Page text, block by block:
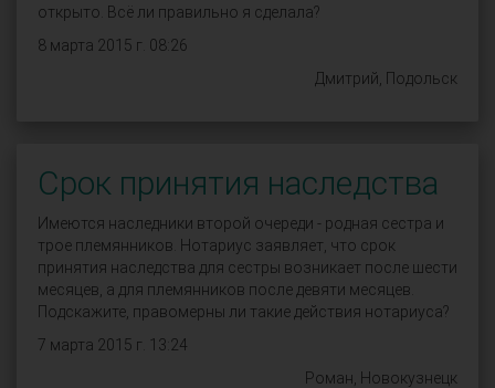
открыто. Всё ли правильно я сделала?
8 марта 2015 г. 08:26
Дмитрий, Подольск
Срок принятия наследства
Имеются наследники второй очереди - родная сестра и
трое племянников. Нотариус заявляет, что срок
принятия наследства для сестры возникает после шести
месяцев, а для племянников после девяти месяцев.
Подскажите, правомерны ли такие действия нотариуса?
7 марта 2015 г. 13:24
Роман, Новокузнецк